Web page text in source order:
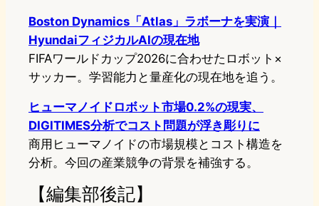
Boston Dynamics「Atlas」ラボーナを実演｜
HyundaiフィジカルAIの現在地
FIFAワールドカップ2026に合わせたロボット×
サッカー。学習能力と量産化の現在地を追う。
ヒューマノイドロボット市場0.2%の現実、
DIGITIMES分析でコスト問題が浮き彫りに
商用ヒューマノイドの市場規模とコスト構造を
分析。今回の産業競争の背景を補強する。
【編集部後記】